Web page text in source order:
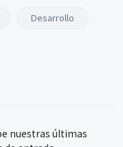
Desarrollo
nuestras últimas